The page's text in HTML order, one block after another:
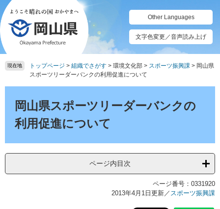
ペ
ー
ジ
の
先
頭
メ
ニ
ュ
ー
を
飛
て
Other Languages
文字色変更／音声読み上げ
現在地 トップページ > 組織でさがす > 環境文化部 > スポーツ振興課 > 岡山県
スポーツリーダーバンクの利用促進について
岡山県スポーツリーダーバンクの
利用促進について
ページ内目次
ページ番号：0331920
2013年4月1日更新／ スポーツ振興課